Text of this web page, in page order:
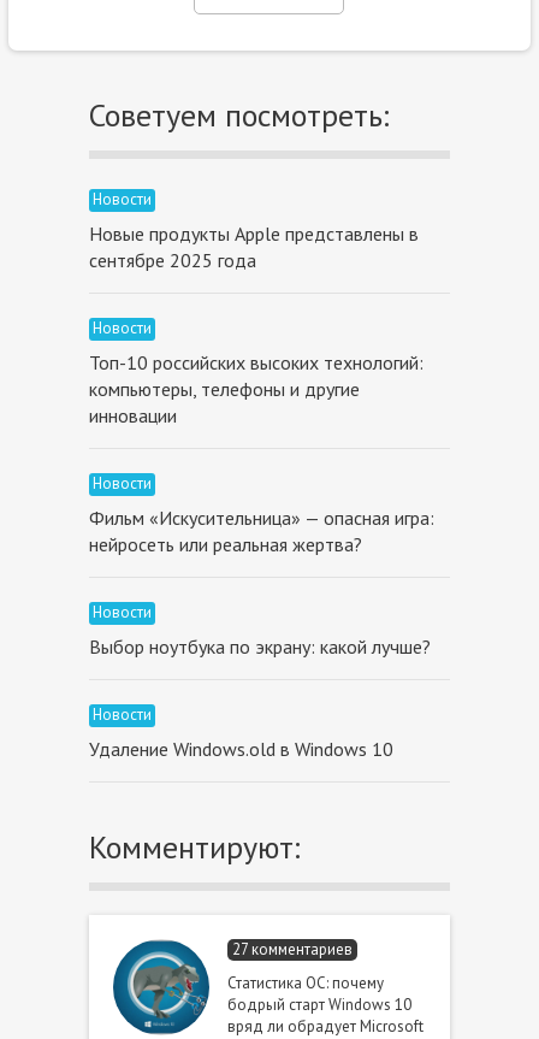
Советуем посмотреть:
Новости
Новые продукты Apple представлены в
сентябре 2025 года
Новости
Топ-10 российских высоких технологий:
компьютеры, телефоны и другие
инновации
Новости
Фильм «Искусительница» — опасная игра:
нейросеть или реальная жертва?
Новости
Выбор ноутбука по экрану: какой лучше?
Новости
Удаление Windows.old в Windows 10
Комментируют:
27 комментариев
Статистика ОС: почему
бодрый старт Windows 10
вряд ли обрадует Microsoft